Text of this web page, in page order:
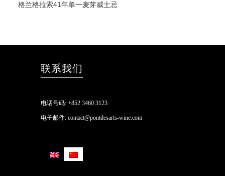
格兰格拉索41年单一麦芽威士忌
联系我们
电话号码:+852 3460 3123
电子邮件:contact@pontdesarts-wine.com